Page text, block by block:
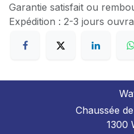
Garantie satisfait ou
Expédition : 2-3 jours
Chaussée
1300